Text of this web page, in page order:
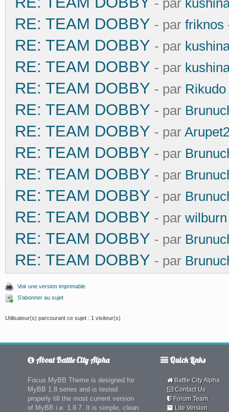
- par
RE: TEAM DOBBY - par friknos
RE: TEAM DOBBY - par
RE: TEAM DOBBY - par
RE: TEAM DOBBY - par
RE: TEAM DOBBY - par
RE: TEAM DOBBY - par
RE: TEAM DOBBY - par
RE: TEAM DOBBY - par
RE: TEAM DOBBY - par
RE: TEAM DOBBY - par wilburn
RE: TEAM DOBBY - par
RE: TEAM DOBBY - par
Voir une version imprimable
S’abonner au sujet
Utilisateur(s) parcourant ce sujet : 1 visiteur(s)
About Battle City Alpha
Focus MyBB Theme is designed for
MyBB 1.8 series and is tested
properly till the most current version
of MyBB i.e. 1.8.7. It is simple, clean
Quick Links
Battle City Alpha
Contact Us
Forum Team
Lite Version